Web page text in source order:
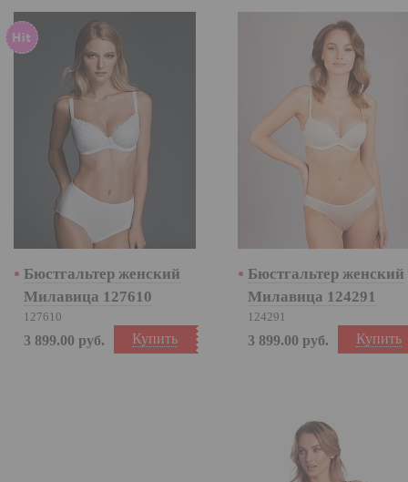
Бюстгальтер женский
Милавица 127610
127610
Купить
3 899.00 руб.
Бюстгальтер женский
Милавица 124291
124291
Купить
3 899.00 руб.